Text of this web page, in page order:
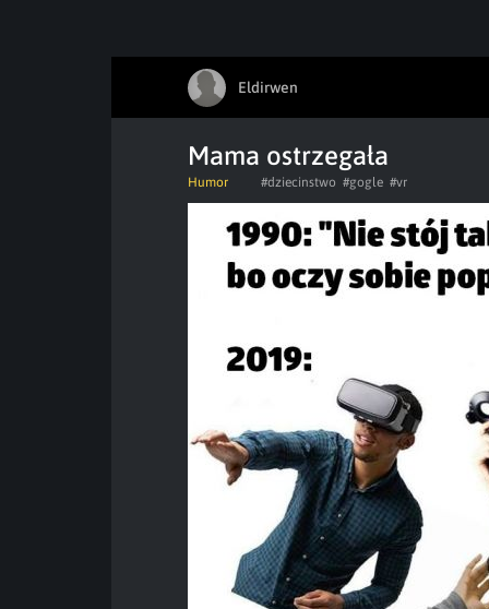
Eldirwen
Mama ostrzegała
Humor #dziecinstwo #gogle #vr